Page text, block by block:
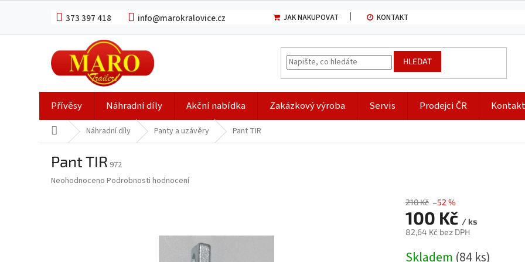
373 397 418 info@marokralovice.cz JAK NAKUPOVAT KONTAKT
HLEDAT
Přívěsy Náhradní díly Akční nabídka Zakázkový výroba Servis Prodejci ČR Kontakt
Domů Náhradní díly Panty a uzávěry Pant TIR
Pant TIR 972
Průměrné
Neohodnoceno Podrobnosti hodnocení
210 Kč –52 %
100 Kč / ks
82,64 Kč bez DPH
cena:
Skladem (84 ks)